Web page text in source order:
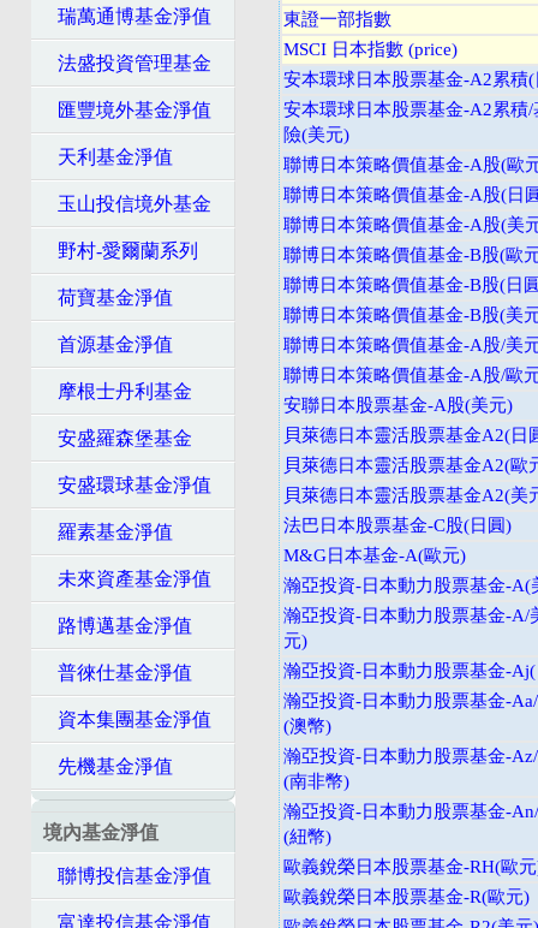
瑞萬通博基金淨值
法盛投資管理基金
匯豐境外基金淨值
天利基金淨值
玉山投信境外基金
野村-愛爾蘭系列
荷寶基金淨值
首源基金淨值
摩根士丹利基金
安盛羅森堡基金
安盛環球基金淨值
羅素基金淨值
未來資產基金淨值
路博邁基金淨值
普徠仕基金淨值
資本集團基金淨值
先機基金淨值
境內基金淨值
聯博投信基金淨值
富達投信基金淨值
東證一部指數
MSCI 日本指數 (price)
安本環球日本股票基金-A2累積(
安本環球日本股票基金-A2累積/
險(美元)
聯博日本策略價值基金-A股(歐
聯博日本策略價值基金-A股(日
聯博日本策略價值基金-A股(美
聯博日本策略價值基金-B股(歐
聯博日本策略價值基金-B股(日
聯博日本策略價值基金-B股(美
聯博日本策略價值基金-A股/美
聯博日本策略價值基金-A股/歐
安聯日本股票基金-A股(美元)
貝萊德日本靈活股票基金A2(日
貝萊德日本靈活股票基金A2(歐
貝萊德日本靈活股票基金A2(美
法巴日本股票基金-C股(日圓)
M&G日本基金-A(歐元)
瀚亞投資-日本動力股票基金-A(
瀚亞投資-日本動力股票基金-A/
元)
瀚亞投資-日本動力股票基金-
瀚亞投資-日本動力股票基金-
(澳幣)
瀚亞投資-日本動力股票基金-
(南非幣)
瀚亞投資-日本動力股票基金-
(紐幣)
歐義銳榮日本股票基金-RH(歐
歐義銳榮日本股票基金-R(歐元)